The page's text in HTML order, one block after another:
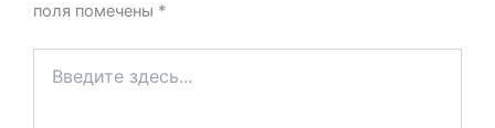
поля помечены *
здесь...